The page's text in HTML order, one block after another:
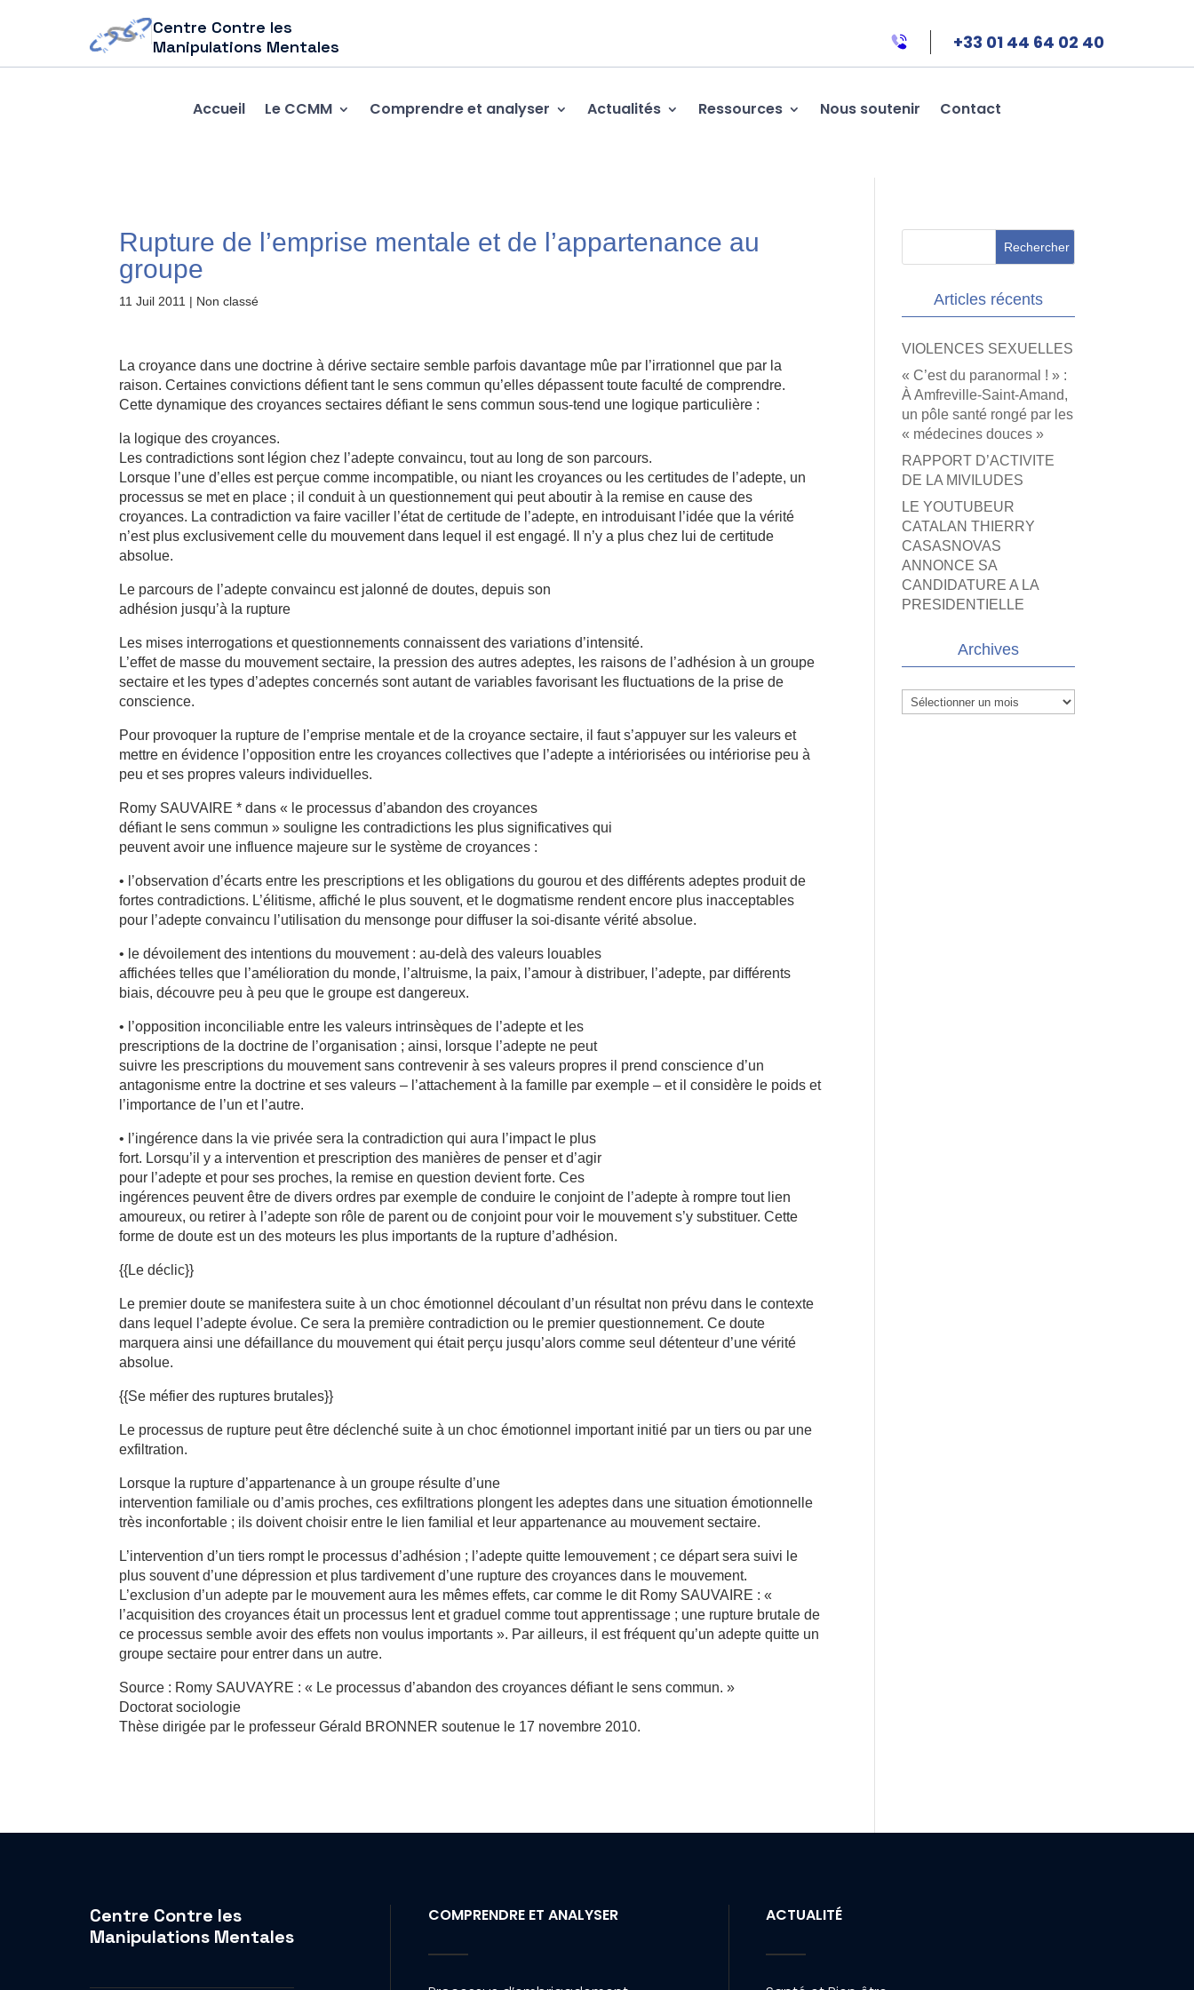
Centre Contre les
Manipulations Mentales
+33 01 44 64 02 40
Accueil Le CCMM Comprendre et analyser Actualités Ressources Nous soutenir Contact
Rupture de l’emprise mentale et de l’appartenance au
groupe
11 Juil 2011 | Non classé
La croyance dans une doctrine à dérive sectaire semble parfois davantage mûe par l’irrationnel que par la
raison. Certaines convictions défient tant le sens commun qu’elles dépassent toute faculté de comprendre.
Cette dynamique des croyances sectaires défiant le sens commun sous-tend une logique particulière :
la logique des croyances.
Les contradictions sont légion chez l’adepte convaincu, tout au long de son parcours.
Lorsque l’une d’elles est perçue comme incompatible, ou niant les croyances ou les certitudes de l’adepte, un
processus se met en place ; il conduit à un questionnement qui peut aboutir à la remise en cause des
croyances. La contradiction va faire vaciller l’état de certitude de l’adepte, en introduisant l’idée que la vérité
n’est plus exclusivement celle du mouvement dans lequel il est engagé. Il n’y a plus chez lui de certitude
absolue.
Le parcours de l’adepte convaincu est jalonné de doutes, depuis son
adhésion jusqu’à la rupture
Les mises interrogations et questionnements connaissent des variations d’intensité.
L’effet de masse du mouvement sectaire, la pression des autres adeptes, les raisons de l’adhésion à un groupe
sectaire et les types d’adeptes concernés sont autant de variables favorisant les fluctuations de la prise de
conscience.
Pour provoquer la rupture de l’emprise mentale et de la croyance sectaire, il faut s’appuyer sur les valeurs et
mettre en évidence l’opposition entre les croyances collectives que l’adepte a intériorisées ou intériorise peu à
peu et ses propres valeurs individuelles.
Romy SAUVAIRE * dans « le processus d’abandon des croyances
défiant le sens commun » souligne les contradictions les plus significatives qui
peuvent avoir une influence majeure sur le système de croyances :
• l’observation d’écarts entre les prescriptions et les obligations du gourou et des différents adeptes produit de
fortes contradictions. L’élitisme, affiché le plus souvent, et le dogmatisme rendent encore plus inacceptables
pour l’adepte convaincu l’utilisation du mensonge pour diffuser la soi-disante vérité absolue.
• le dévoilement des intentions du mouvement : au-delà des valeurs louables
affichées telles que l’amélioration du monde, l’altruisme, la paix, l’amour à distribuer, l’adepte, par différents
biais, découvre peu à peu que le groupe est dangereux.
• l’opposition inconciliable entre les valeurs intrinsèques de l’adepte et les
prescriptions de la doctrine de l’organisation ; ainsi, lorsque l’adepte ne peut
suivre les prescriptions du mouvement sans contrevenir à ses valeurs propres il prend conscience d’un
antagonisme entre la doctrine et ses valeurs – l’attachement à la famille par exemple – et il considère le poids et
l’importance de l’un et l’autre.
• l’ingérence dans la vie privée sera la contradiction qui aura l’impact le plus
fort. Lorsqu’il y a intervention et prescription des manières de penser et d’agir
pour l’adepte et pour ses proches, la remise en question devient forte. Ces
ingérences peuvent être de divers ordres par exemple de conduire le conjoint de l’adepte à rompre tout lien
amoureux, ou retirer à l’adepte son rôle de parent ou de conjoint pour voir le mouvement s’y substituer. Cette
forme de doute est un des moteurs les plus importants de la rupture d’adhésion.
{{Le déclic}}
Le premier doute se manifestera suite à un choc émotionnel découlant d’un résultat non prévu dans le contexte
dans lequel l’adepte évolue. Ce sera la première contradiction ou le premier questionnement. Ce doute
marquera ainsi une défaillance du mouvement qui était perçu jusqu’alors comme seul détenteur d’une vérité
absolue.
{{Se méfier des ruptures brutales}}
Le processus de rupture peut être déclenché suite à un choc émotionnel important initié par un tiers ou par une
exfiltration.
Lorsque la rupture d’appartenance à un groupe résulte d’une
intervention familiale ou d’amis proches, ces exfiltrations plongent les adeptes dans une situation émotionnelle
très inconfortable ; ils doivent choisir entre le lien familial et leur appartenance au mouvement sectaire.
L’intervention d’un tiers rompt le processus d’adhésion ; l’adepte quitte lemouvement ; ce départ sera suivi le
plus souvent d’une dépression et plus tardivement d’une rupture des croyances dans le mouvement.
L’exclusion d’un adepte par le mouvement aura les mêmes effets, car comme le dit Romy SAUVAIRE : «
l’acquisition des croyances était un processus lent et graduel comme tout apprentissage ; une rupture brutale de
ce processus semble avoir des effets non voulus importants ». Par ailleurs, il est fréquent qu’un adepte quitte un
groupe sectaire pour entrer dans un autre.
Source : Romy SAUVAYRE : « Le processus d’abandon des croyances défiant le sens commun. »
Doctorat sociologie
Thèse dirigée par le professeur Gérald BRONNER soutenue le 17 novembre 2010.
Articles récents
VIOLENCES SEXUELLES
« C’est du paranormal ! » :
À Amfreville-Saint-Amand,
un pôle santé rongé par les
« médecines douces »
RAPPORT D’ACTIVITE
DE LA MIVILUDES
LE YOUTUBEUR
CATALAN THIERRY
CASASNOVAS
ANNONCE SA
CANDIDATURE A LA
PRESIDENTIELLE
Archives
Archives
Centre Contre les
Manipulations Mentales
COMPRENDRE ET ANALYSER ACTUALITÉ